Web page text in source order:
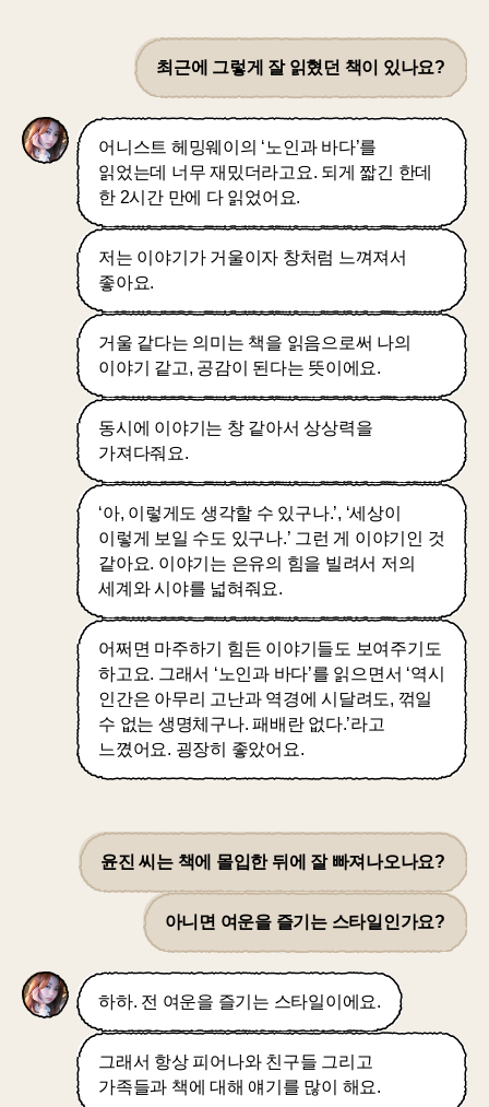
최근에 그렇게 잘 읽혔던 책이 있나요?
어니스트 헤밍웨이의 ‘노인과 바다’를
읽었는데 너무 재밌더라고요. 되게 짧긴 한데
한 2시간 만에 다 읽었어요.
저는 이야기가 거울이자 창처럼 느껴져서
좋아요.
거울 같다는 의미는 책을 읽음으로써 나의
이야기 같고, 공감이 된다는 뜻이에요.
동시에 이야기는 창 같아서 상상력을
가져다줘요.
‘아, 이렇게도 생각할 수 있구나.’, ‘세상이
이렇게 보일 수도 있구나.’ 그런 게 이야기인 것
같아요. 이야기는 은유의 힘을 빌려서 저의
세계와 시야를 넓혀줘요.
어쩌면 마주하기 힘든 이야기들도 보여주기도
하고요. 그래서 ‘노인과 바다’를 읽으면서 ‘역시
인간은 아무리 고난과 역경에 시달려도, 꺾일
수 없는 생명체구나. 패배란 없다.’라고
느꼈어요. 굉장히 좋았어요.
윤진 씨는 책에 몰입한 뒤에 잘 빠져나오나요?
아니면 여운을 즐기는 스타일인가요?
하하. 전 여운을 즐기는 스타일이에요.
그래서 항상 피어나와 친구들 그리고
가족들과 책에 대해 얘기를 많이 해요.